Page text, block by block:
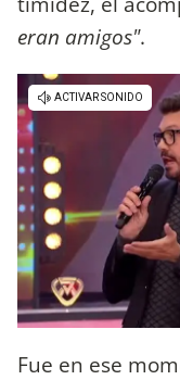
eran amigos".
Fue en ese